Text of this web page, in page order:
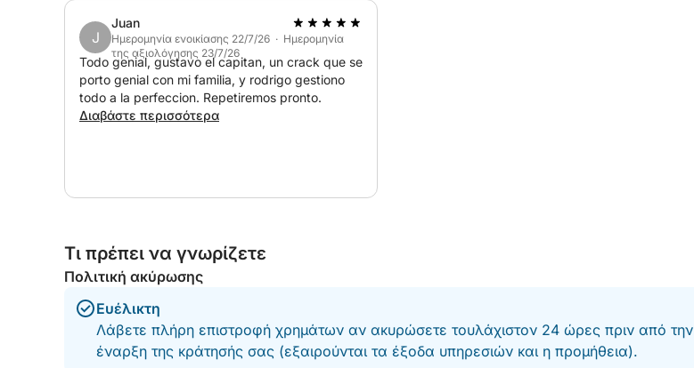
J
Juan
Ημερομηνία ενοικίασης 22/7/26 · Ημερομηνία
της αξιολόγησης 23/7/26
Todo genial, gustavo el capitan, un crack que se
porto genial con mi familia, y rodrigo gestiono
todo a la perfeccion. Repetiremos pronto.
Διαβάστε περισσότερα
Τι πρέπει να γνωρίζετε
Πολιτική ακύρωσης
Ευέλικτη
Λάβετε πλήρη επιστροφή χρημάτων αν ακυρώσετε τουλάχιστον 24 ώρες πριν από την
έναρξη της κράτησής σας (εξαιρούνται τα έξοδα υπηρεσιών και η προμήθεια).